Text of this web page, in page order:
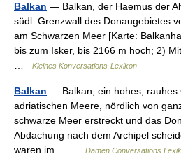
Balkan — Balkan, der Haemus der
südl. Grenzwall des Donaugebietes
am Schwarzen Meer [Karte:
bis zum Isker, bis 2166 m hoch; 2)
Kleines Konversations-Lexikon
Balkan — Balkan, ein hohes, rauhes
adriatischen Meere, nördlich von
schwarze Meer erstreckt und das
Abdachung nach dem Archipel
waren im… …
Damen Conversations